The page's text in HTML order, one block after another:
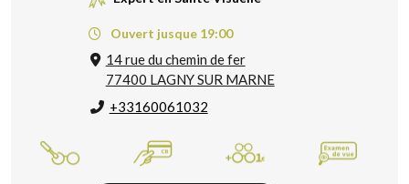
Ouvert jusque 19:00
14 rue du chemin de fer
77400 LAGNY SUR MARNE
+33160061032